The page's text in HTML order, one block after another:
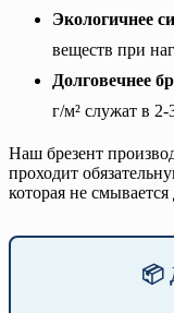
Экологичнее
веществ при
Долговечнее
г/м² служат в 2-
Наш брезент
проходит
которая не
📦